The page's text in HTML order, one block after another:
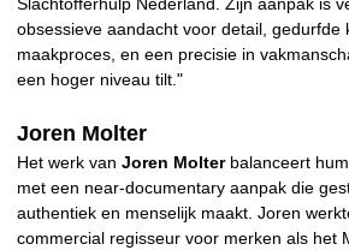
obsessieve aandacht voor detail, gedurfde
maakproces, en een precisie in
een hoger niveau tilt."
Joren Molter
Het werk van Joren Molterbalanceert
met een near-documentary aanpak die
authentiek en menselijk maakt. Joren
commercial regisseur voor merken als het